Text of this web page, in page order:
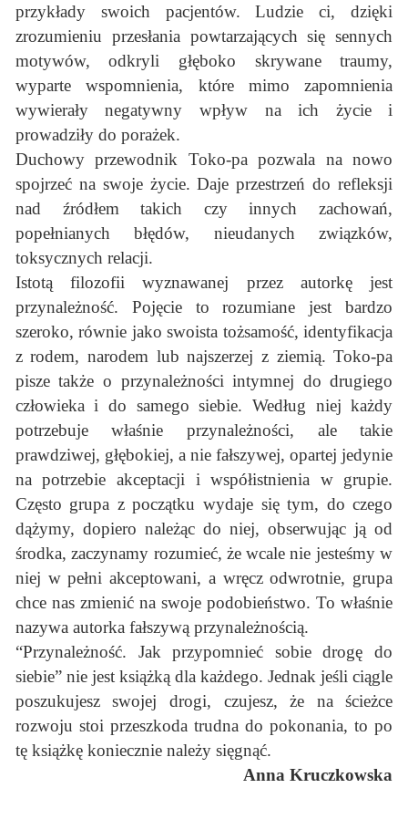
przykłady swoich pacjentów. Ludzie ci, dzięki
zrozumieniu przesłania powtarzających się sennych
motywów, odkryli głęboko skrywane traumy,
wyparte wspomnienia, które mimo zapomnienia
wywierały negatywny wpływ na ich życie i
prowadziły do porażek.
Duchowy przewodnik Toko-pa pozwala na nowo
spojrzeć na swoje życie. Daje przestrzeń do refleksji
nad źródłem takich czy innych zachowań,
popełnianych błędów, nieudanych związków,
toksycznych relacji.
Istotą filozofii wyznawanej przez autorkę jest
przynależność. Pojęcie to rozumiane jest bardzo
szeroko, równie jako swoista tożsamość, identyfikacja
z rodem, narodem lub najszerzej z ziemią. Toko-pa
pisze także o przynależności intymnej do drugiego
człowieka i do samego siebie. Według niej każdy
potrzebuje właśnie przynależności, ale takie
prawdziwej, głębokiej, a nie fałszywej, opartej jedynie
na potrzebie akceptacji i współistnienia w grupie.
Często grupa z początku wydaje się tym, do czego
dążymy, dopiero należąc do niej, obserwując ją od
środka, zaczynamy rozumieć, że wcale nie jesteśmy w
niej w pełni akceptowani, a wręcz odwrotnie, grupa
chce nas zmienić na swoje podobieństwo. To właśnie
nazywa autorka fałszywą przynależnością.
“Przynależność. Jak przypomnieć sobie drogę do
siebie” nie jest książką dla każdego. Jednak jeśli ciągle
poszukujesz swojej drogi, czujesz, że na ścieżce
rozwoju stoi przeszkoda trudna do pokonania, to po
tę książkę koniecznie należy sięgnąć.
Anna Kruczkowska